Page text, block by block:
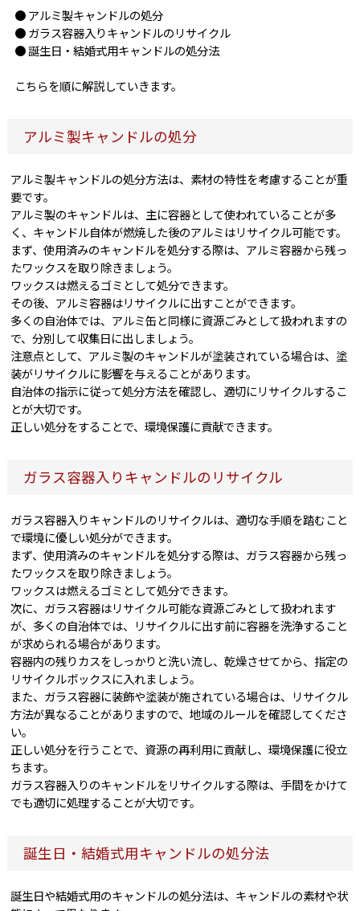
● アルミ製キャンドルの処分
● ガラス容器入りキャンドルのリサイクル
● 誕生日・結婚式用キャンドルの処分法
こちらを順に解説していきます。
アルミ製キャンドルの処分
アルミ製キャンドルの処分方法は、素材の特性を考慮することが重
要です。
アルミ製のキャンドルは、主に容器として使われていることが多
く、キャンドル自体が燃焼した後のアルミはリサイクル可能です。
まず、使用済みのキャンドルを処分する際は、アルミ容器から残っ
たワックスを取り除きましょう。
ワックスは燃えるゴミとして処分できます。
その後、アルミ容器はリサイクルに出すことができます。
多くの自治体では、アルミ缶と同様に資源ごみとして扱われますの
で、分別して収集日に出しましょう。
注意点として、アルミ製のキャンドルが塗装されている場合は、塗
装がリサイクルに影響を与えることがあります。
自治体の指示に従って処分方法を確認し、適切にリサイクルするこ
とが大切です。
正しい処分をすることで、環境保護に貢献できます。
ガラス容器入りキャンドルのリサイクル
ガラス容器入りキャンドルのリサイクルは、適切な手順を踏むこと
で環境に優しい処分ができます。
まず、使用済みのキャンドルを処分する際は、ガラス容器から残っ
たワックスを取り除きましょう。
ワックスは燃えるゴミとして処分できます。
次に、ガラス容器はリサイクル可能な資源ごみとして扱われます
が、多くの自治体では、リサイクルに出す前に容器を洗浄すること
が求められる場合があります。
容器内の残りカスをしっかりと洗い流し、乾燥させてから、指定の
リサイクルボックスに入れましょう。
また、ガラス容器に装飾や塗装が施されている場合は、リサイクル
方法が異なることがありますので、地域のルールを確認してくださ
い。
正しい処分を行うことで、資源の再利用に貢献し、環境保護に役立
ちます。
ガラス容器入りのキャンドルをリサイクルする際は、手間をかけて
でも適切に処理することが大切です。
誕生日・結婚式用キャンドルの処分法
誕生日や結婚式用のキャンドルの処分法は、キャンドルの素材や状